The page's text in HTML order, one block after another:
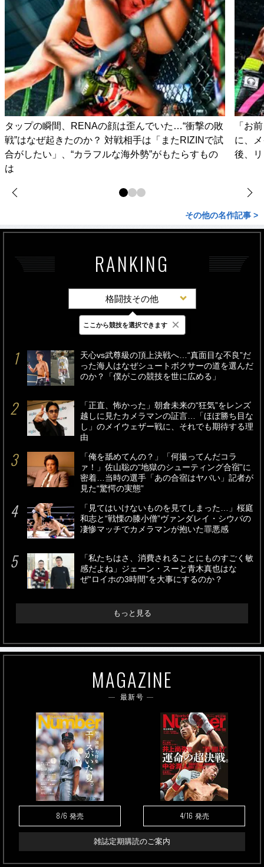
タップの瞬間、RENAの顔は歪んでいた…“衝撃の敗
戦”はなぜ起きたのか？ 対戦相手は「またRIZINで試
合がしたい」、“カラフルな海外勢”がもたらすもの
は
「お
に、
後、
その他の名作記事 >
RANKING
格闘技その他
最新 24時間 週間
天心vs武尊級の頂上決戦へ…“真面目な不良”だ
った海人はなぜシュートボクサーの道を選んだ
のか？「僕がこの競技を世に広める」
「正直、怖かった」朝倉未来の“狂気”をレンズ
越しに見たカメラマンの証言…「ほぼ勝ち目な
し」のメイウェザー戦に、それでも期待する理
由
「俺を舐めてんの？」「何撮ってんだコラ
ァ！」佐山聡の“地獄のシューティング合宿”に
密着…当時の選手「あの合宿はヤバい」記者が
見た“驚愕の実態”
「見てはいけないものを見てしまった…」桜庭
和志と“戦慄の膝小僧”ヴァンダレイ・シウバの
凄惨マッチでカメラマンが抱いた罪悪感
「私たちはさ、消費されることにものすごく敏
感だよね」ジェーン・スーと青木真也はな
ぜ“ロイホの3時間”を大事にするのか？
もっと見る
MAGAZINE
最新号
8/6 発売 4/16 発売
雑誌定期購読のご案内
ここから競技を選択できます ×